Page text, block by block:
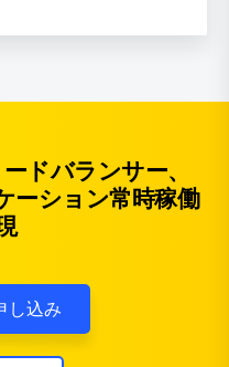
ドバランサー、
ーション常時稼働
し込み